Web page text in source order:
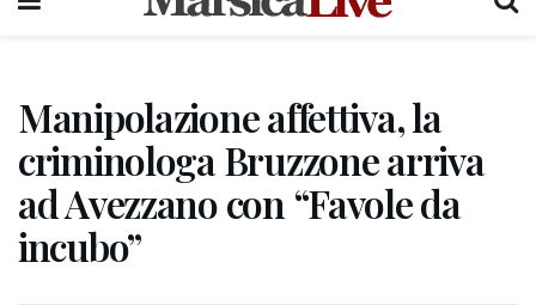
Manipolazione affettiva, la
criminologa Bruzzone arriva
ad Avezzano con “Favole da
incubo”